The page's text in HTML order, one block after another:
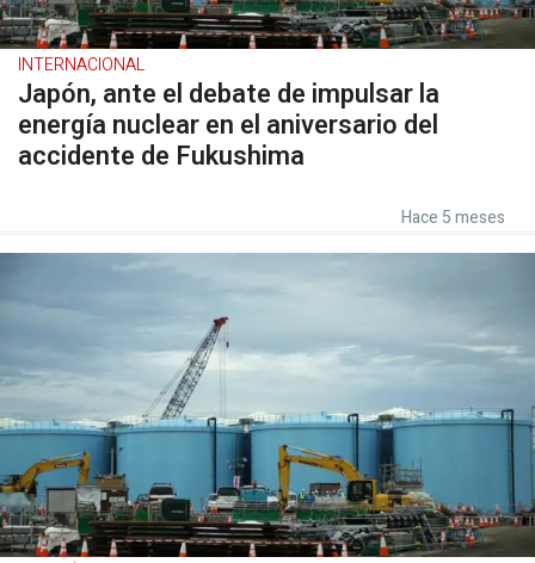
INTERNACIONAL
Japón, ante el debate de impulsar la
energía nuclear en el aniversario del
accidente de Fukushima
Hace 5 meses